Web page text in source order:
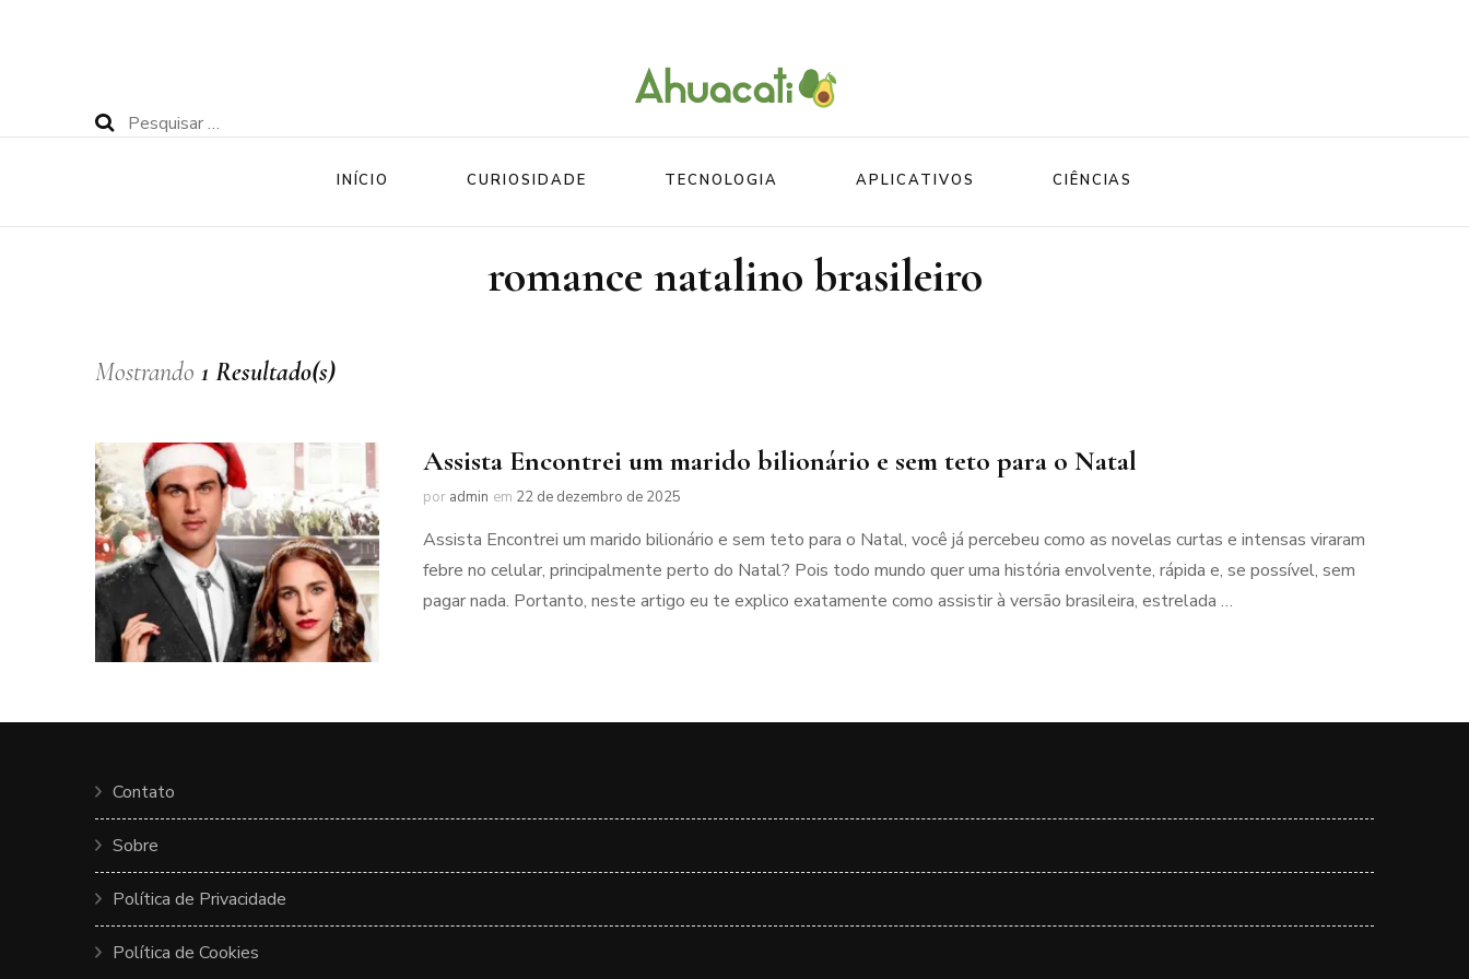
Pesquisar
Ahuacati
O melhor da Internet em um só lugar
INÍCIO CURIOSIDADE TECNOLOGIA APLICATIVOS
Beleza
CIÊNCIAS
romance natalino brasileiro
Mostrando 1 Resultado(s)
Assista Encontrei um marido bilionário e sem teto para o Natal
por admin em 22 de dezembro de 2025
Assista Encontrei um marido bilionário e sem teto para o Natal, você já percebeu como as novelas curtas e intensas viraram
febre no celular, principalmente perto do Natal? Pois todo mundo quer uma história envolvente, rápida e, se possível, sem
pagar nada. Portanto, neste artigo eu te explico exatamente como assistir à versão brasileira, estrelada …
Contato
Sobre
Política de Privacidade
Política de Cookies